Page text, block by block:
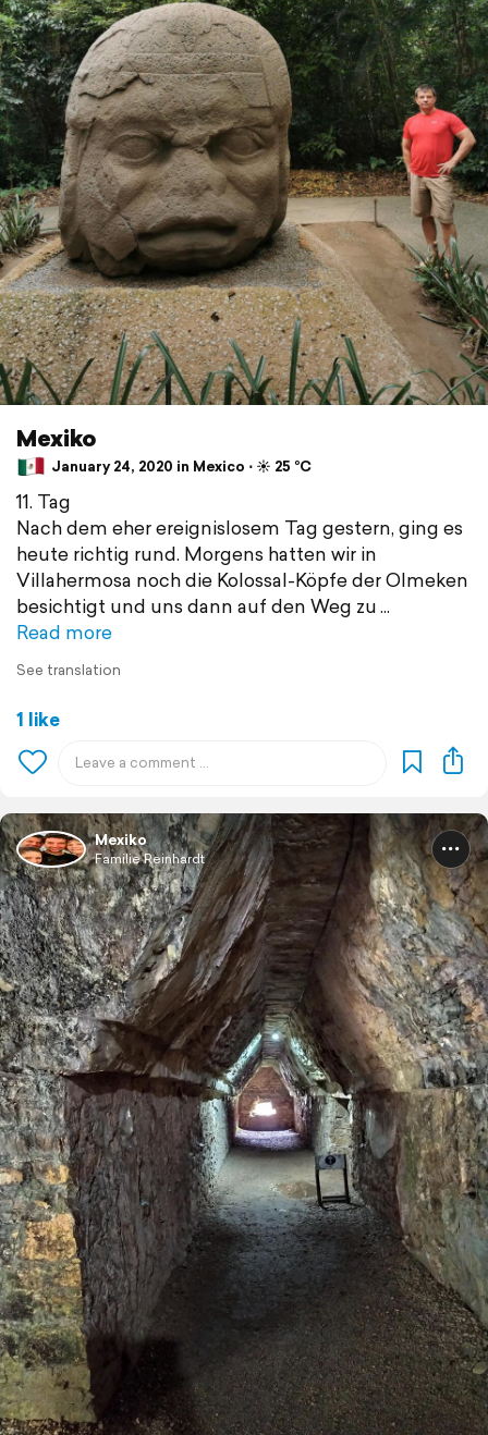
Mexiko
January 24, 2020 in Mexico ⋅ ☀️ 25 °C
11. Tag
Nach dem eher ereignislosem Tag gestern, ging es
heute richtig rund. Morgens hatten wir in
Villahermosa noch die Kolossal-Köpfe der Olmeken
besichtigt und uns dann auf den Weg zu
Read more
See translation
1 like
Mexiko
Familie Reinhardt